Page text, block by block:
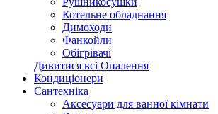
Котельне обладнання
Димоходи
Фанкойли
Обігрівачі
Дивитися всі Опалення
Кондиціонери
Сантехніка
Аксесуари для ванної кімнати